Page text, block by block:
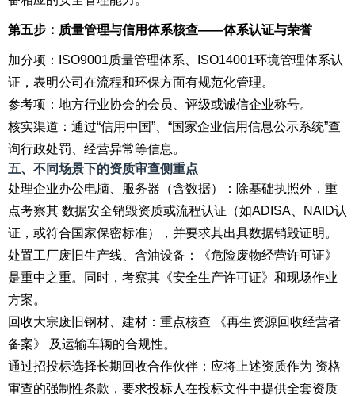
第五步：质量管理与信用体系核查——体系认证与荣誉
加分项：ISO9001质量管理体系、ISO14001环境管理体系认
证，表明公司在流程和环保方面有规范化管理。
参考项：地方行业协会的会员、评级或诚信企业称号。
核实渠道：通过“信用中国”、“国家企业信用信息公示系统”查
询行政处罚、经营异常等信息。
五、不同场景下的资质审查侧重点
处理企业办公电脑、服务器（含数据）：除基础执照外，重
点考察其 数据安全销毁资质或流程认证（如ADISA、NAID认
证，或符合国家保密标准），并要求其出具数据销毁证明。
处置工厂废旧生产线、含油设备：《危险废物经营许可证》
是重中之重。同时，考察其《安全生产许可证》和现场作业
方案。
回收大宗废旧钢材、建材：重点核查 《再生资源回收经营者
备案》 及运输车辆的合规性。
通过招投标选择长期回收合作伙伴：应将上述资质作为 资格
审查的强制性条款，要求投标人在投标文件中提供全套资质